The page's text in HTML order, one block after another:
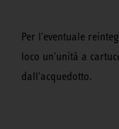
Per l'eventuale
loco un'unità a
dall'acquedotto.